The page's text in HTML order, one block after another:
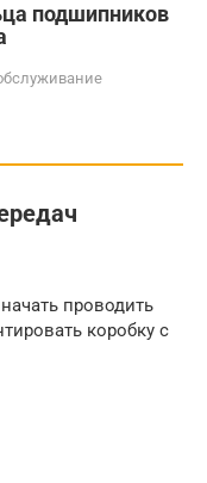
подшипников
проводить
коробку с